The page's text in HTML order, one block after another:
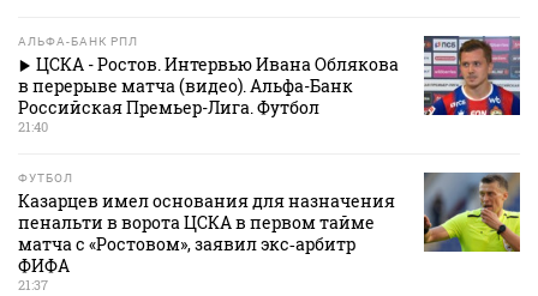
АЛЬФА-БАНК РПЛ
ЦСКА - Ростов. Интервью Ивана Облякова
в перерыве матча (видео). Альфа-Банк
Российская Премьер-Лига. Футбол
21:40
ФУТБОЛ
Казарцев имел основания для назначения
пенальти в ворота ЦСКА в первом тайме
матча с «Ростовом», заявил экс‑арбитр
ФИФА
21:37